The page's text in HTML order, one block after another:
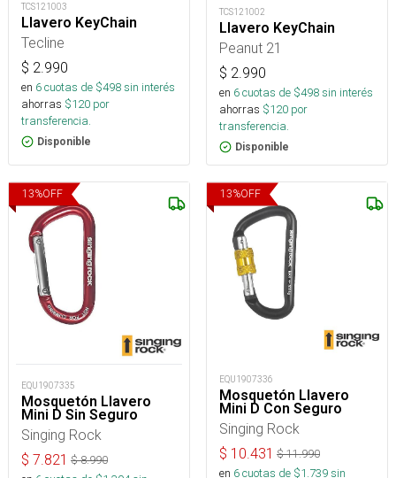
TCS121003
Llavero KeyChain
Tecline
$ 2.990
en 6cuotas de $498sin interés
ahorras $120 por
transferencia.
Disponible
TCS121002
Llavero KeyChain
Peanut 21
$ 2.990
en 6cuotas de $498sin interés
ahorras $120 por
transferencia.
Disponible
13%OFF
EQU1907335
Mosquetón Llavero
Mini D Sin Seguro
Singing Rock
$ 7.821 $8.990
13%OFF
EQU1907336
Mosquetón Llavero
Mini D Con Seguro
Singing Rock
$ 10.431 $11.990
en 6cuotas de $1.739sin